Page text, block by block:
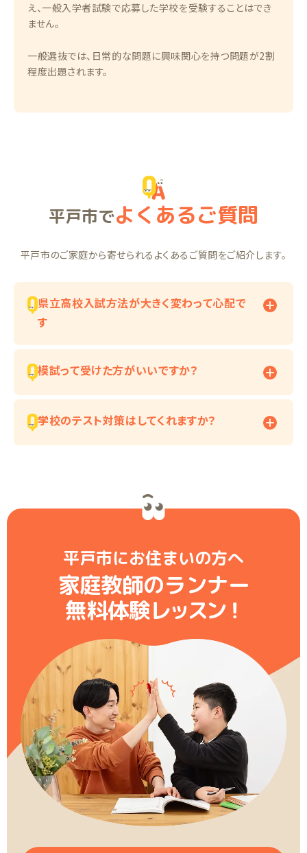
え、一般入学者試験で応募した学校を受験することはでき
ません。
一般選抜では、日常的な問題に興味関心を持つ問題が2割
程度出題されます。
平戸市でよくあるご質問
平戸市のご家庭から寄せられるよくあるご質問をご紹介します。
県立高校入試方法が大きく変わって心配で
す
模試って受けた方がいいですか？
学校のテスト対策はしてくれますか？
平戸市にお住まいの方へ
家庭教師のランナー
無料体験レッスン！